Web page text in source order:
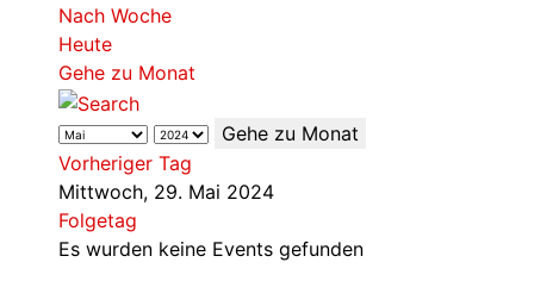
Nach Woche
Heute
Gehe zu Monat
Gehe zu Monat
Vorheriger Tag
Mittwoch, 29. Mai 2024
Folgetag
Es wurden keine Events gefunden